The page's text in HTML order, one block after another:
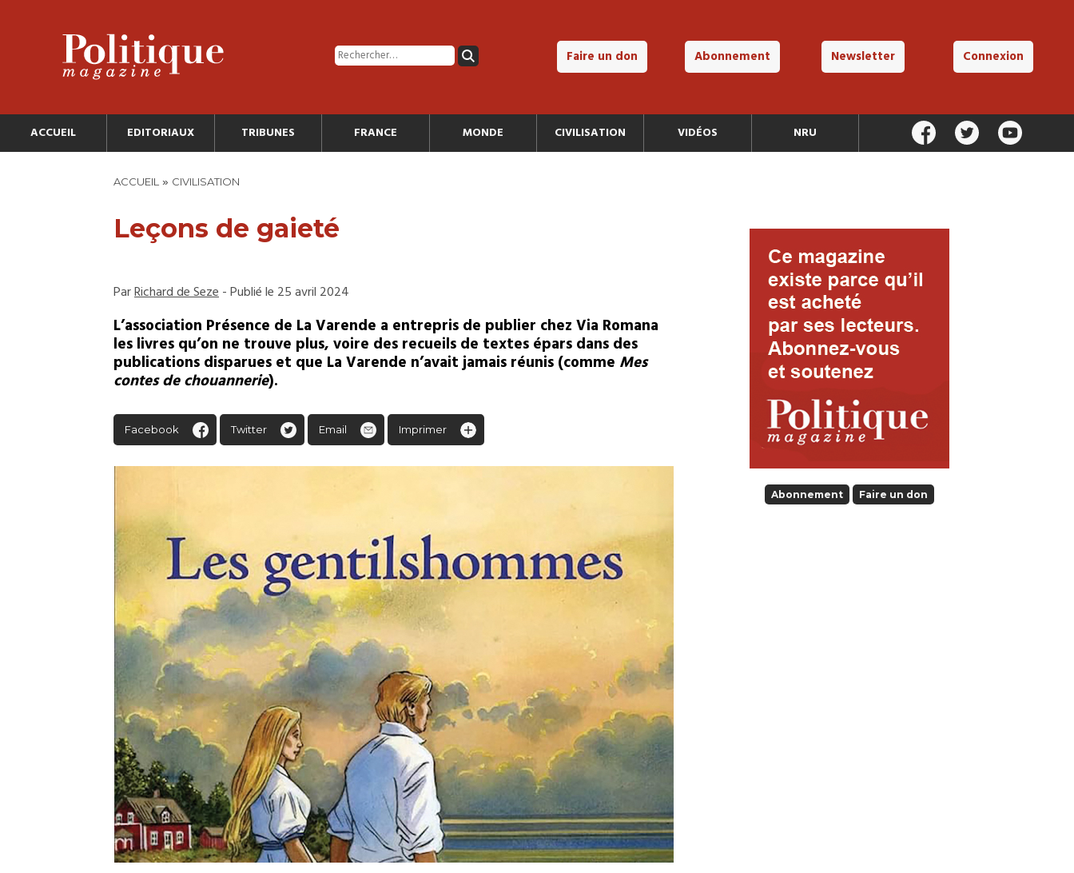
Faire un don Abonnement Newsletter Connexion
ACCUEIL EDITORIAUX TRIBUNES FRANCE MONDE CIVILISATION VIDÉOS NRU
ACCUEIL » CIVILISATION
Leçons de gaieté
ParRichard de Seze- Publié le 25 avril 2024
L’association Présence de La Varende a entrepris de publier chez Via Romana
les livres qu’on ne trouve plus, voire des recueils de textes épars dans des
publications disparues et que La Varende n’avait jamais réunis (comme Mes
contes de chouannerie).
Facebook Twitter Email Imprimer
Abonnement Faire un don